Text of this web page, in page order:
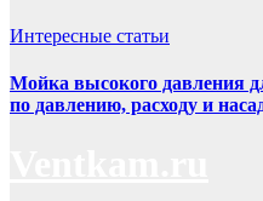
Интересные статьи
Мойка высокого давления
по давлению, расходу и